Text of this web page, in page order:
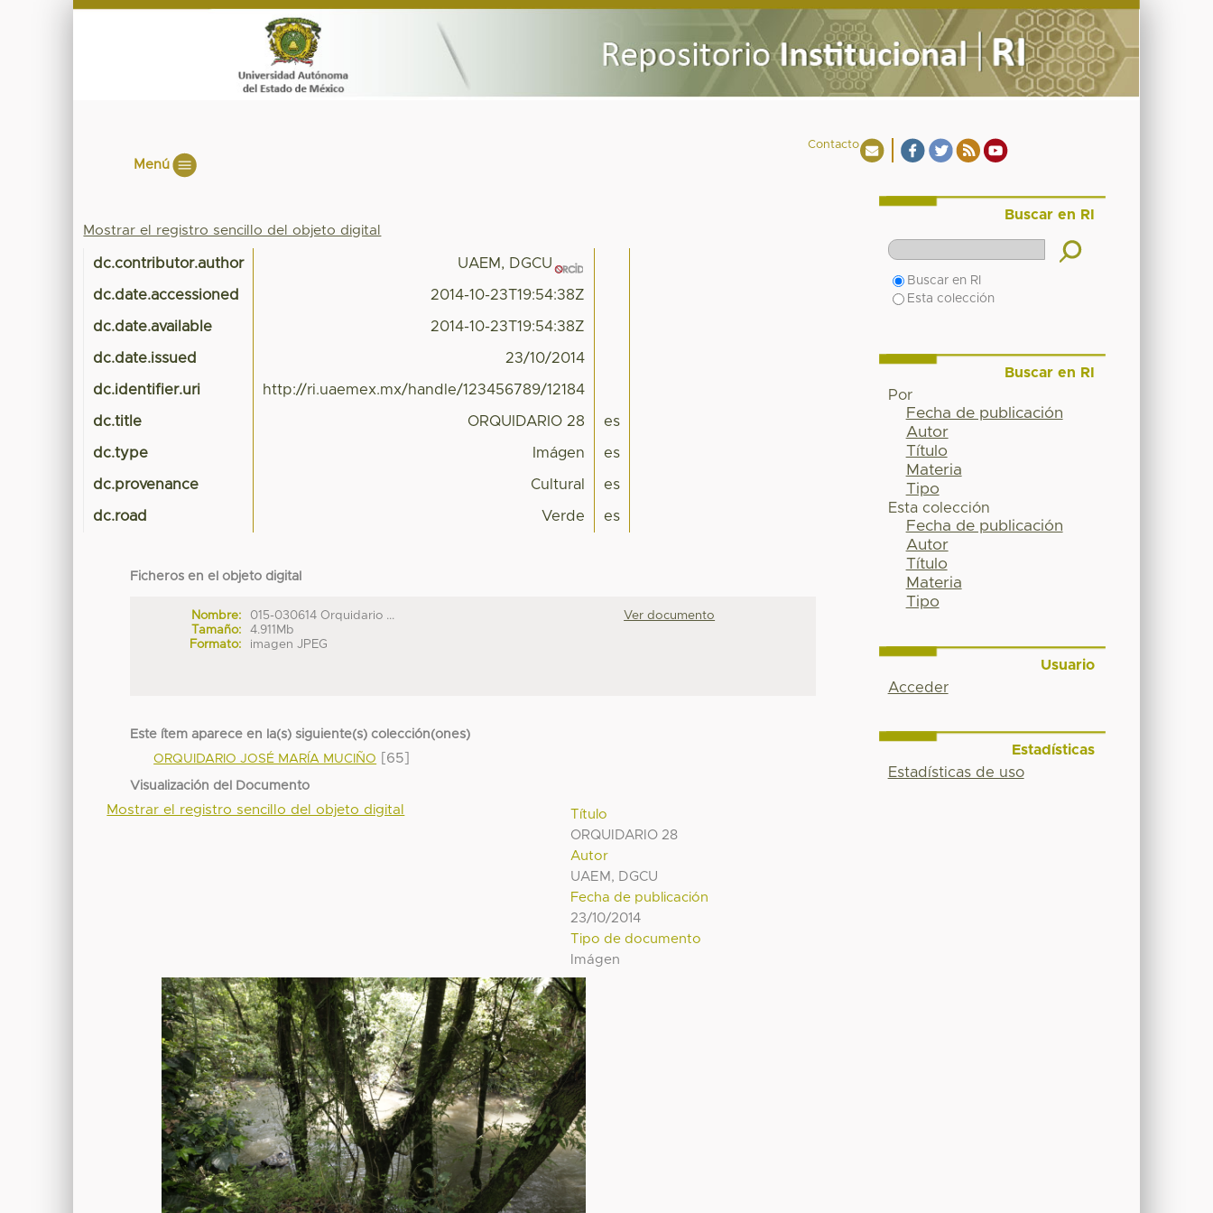
Contacto
Menú
Mostrar el registro sencillo del objeto digital
dc.contributor.author UAEM, DGCU
dc.date.accessioned 2014-10-23T19:54:38Z
dc.date.available 2014-10-23T19:54:38Z
dc.date.issued 23/10/2014
dc.identifier.uri http://ri.uaemex.mx/handle/123456789/12184
dc.title ORQUIDARIO 28 es
dc.type Imágen es
dc.provenance Cultural es
dc.road Verde es
Ficheros en el objeto digital
Nombre:
015-030614 Orquidario ...
Tamaño:
4.911Mb
Formato:
imagen JPEG
Ver documento
Este ítem aparece en la(s) siguiente(s) colección(ones)
ORQUIDARIO JOSÉ MARÍA MUCIÑO
[65]
Visualización del Documento
Título
ORQUIDARIO 28
Autor
UAEM, DGCU
Fecha de publicación
23/10/2014
Tipo de documento
Imágen
Mostrar el registro sencillo del objeto digital
Buscar en RI
Buscar en RI
Esta colección
Buscar en RI
Por
Fecha de publicación
Autor
Título
Materia
Tipo
Esta colección
Fecha de publicación
Autor
Título
Materia
Tipo
Usuario
Acceder
Estadísticas
Estadísticas de uso